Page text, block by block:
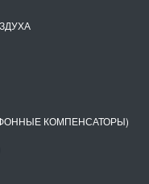
КОМПЕНСАТОРЫ)